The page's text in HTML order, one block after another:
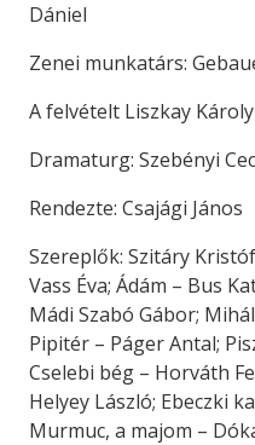
Dániel
Zenei munkatárs:
A felvételt Liszkay
Dramaturg: Szebényi
Rendezte: Csajági János
Szereplők: Szitáry
Vass Éva; Ádám – Bus
Mádi Szabó Gábor;
Pipitér – Páger Antal;
Cselebi bég – Horváth
Helyey László; Ebeczki
Murmuc, a majom –